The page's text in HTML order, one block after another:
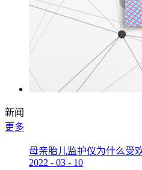
新闻
更多
母亲胎儿监护仪为什么受
2022 - 03 - 10